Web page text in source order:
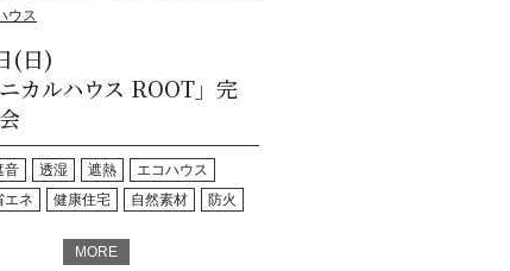
ウス
(日)
ニカルハウス ROOT」完
音 透湿 遮熱
エコハウス
エネ 健康住宅 自然素材 防火
MORE